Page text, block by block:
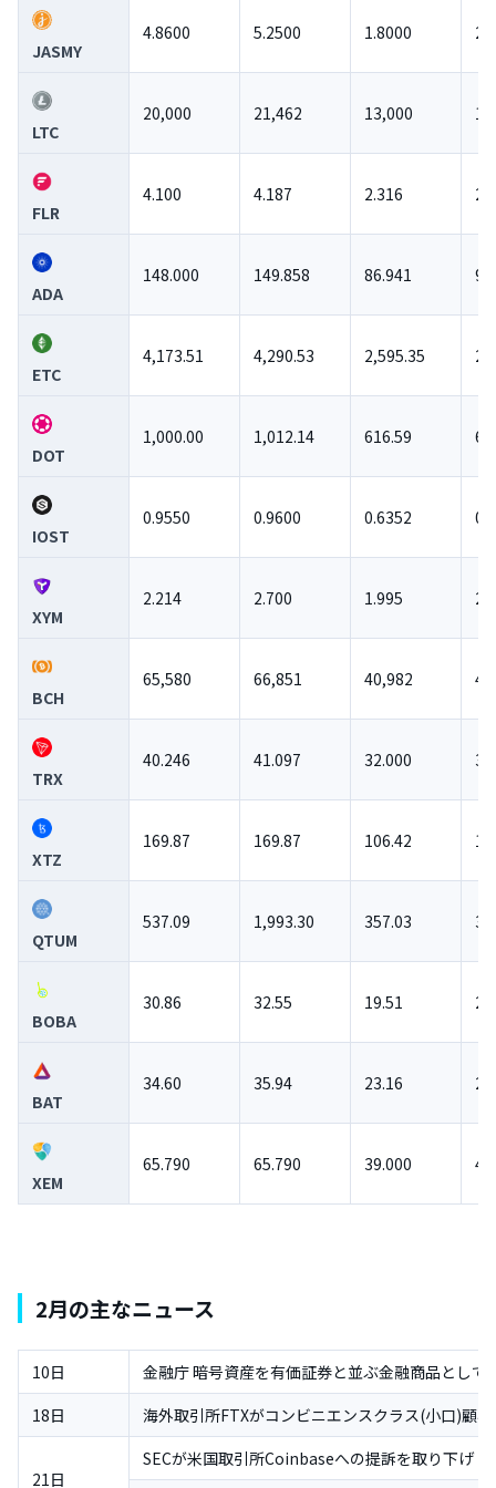
JASMY
4.8600 5.2500 1.8000
LTC
20,000 21,462 13,000
FLR
4.100 4.187 2.316
ADA
148.000 149.858 86.941
ETC
4,173.51 4,290.53 2,595.35
DOT
1,000.00 1,012.14 616.59
IOST
0.9550 0.9600 0.6352
XYM
2.214 2.700 1.995
BCH
65,580 66,851 40,982
TRX
40.246 41.097 32.000
XTZ
169.87 169.87 106.42
QTUM
537.09 1,993.30 357.03
BOBA
30.86 32.55 19.51
BAT
34.60 35.94 23.16
XEM
65.790 65.790 39.000
2月の主なニュース
10日
金融庁 暗号資産を有価証券と並ぶ金融商品として
18日
海外取引所FTXがコンビニエンスクラス(小口)顧
21日
SECが米国取引所Coinbaseへの提訴を取り下げ